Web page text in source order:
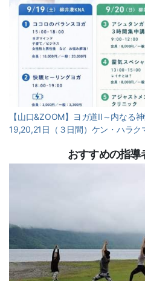
【山口&ZOOM】ヨガ道II～内なる
19,20,21日（３日間）ケン・ハラ
おすすめの指導